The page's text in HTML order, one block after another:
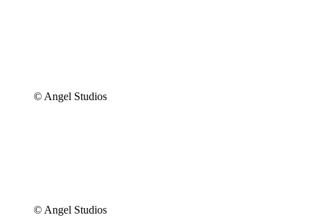
© Angel Studios
© Angel Studios